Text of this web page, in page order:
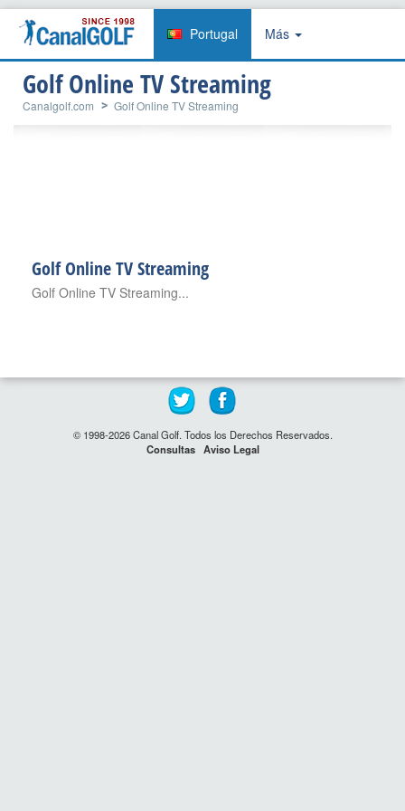
Portugal Más
Golf Online TV Streaming
Canalgolf.com Golf Online TV Streaming
Golf Online TV Streaming
Golf Online TV Streaming...
© 1998-2026 Canal Golf. Todos los Derechos Reservados.
Consultas Aviso Legal